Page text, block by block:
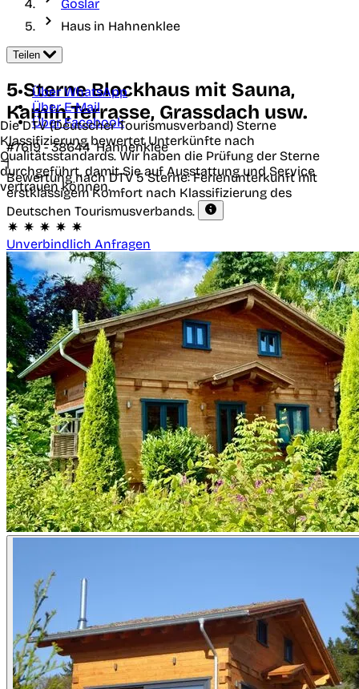
Goslar
Haus in Hahnenklee
Teilen
Über WhatsApp
Über E-Mail
Über Facebook
5 Sterne Blockhaus mit Sauna,
Kamin,Terrasse, Grassdach usw.
#7619 -38644 Hahnenklee
|
Bewertung nach DTV 5 Sterne: Ferienunterkunft mit
erstklassigem Komfort nach Klassifizierung des
Deutschen Tourismusverbands.
Die DTV (Deutscher Tourismusverband) Sterne
Klassifizierung bewertet Unterkünfte nach
Qualitätsstandards. Wir haben die Prüfung der Sterne
durchgeführt, damit Sie auf Ausstattung und Service
vertrauen können.
Unverbindlich Anfragen